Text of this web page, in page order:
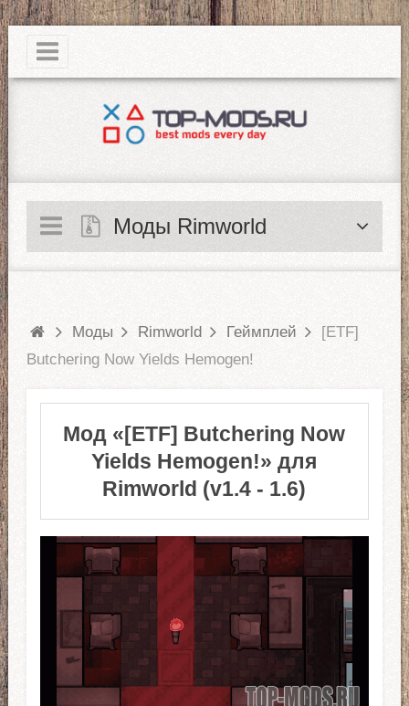
|
Моды Rimworld
Моды Rimworld Геймплей
[ETF]
Butchering Now Yields Hemogen!
Мод «[ETF] Butchering Now
Yields Hemogen!» для
Rimworld (v1.4 - 1.6)